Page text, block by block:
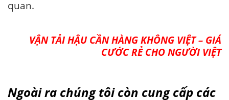
quan.
VẬN TẢI HẬU CẦN HÀNG KHÔNG VIỆT – GIÁ
CƯỚC RẺ CHO NGƯỜI VIỆT
Ngoài ra chúng tôi còn cung cấp các